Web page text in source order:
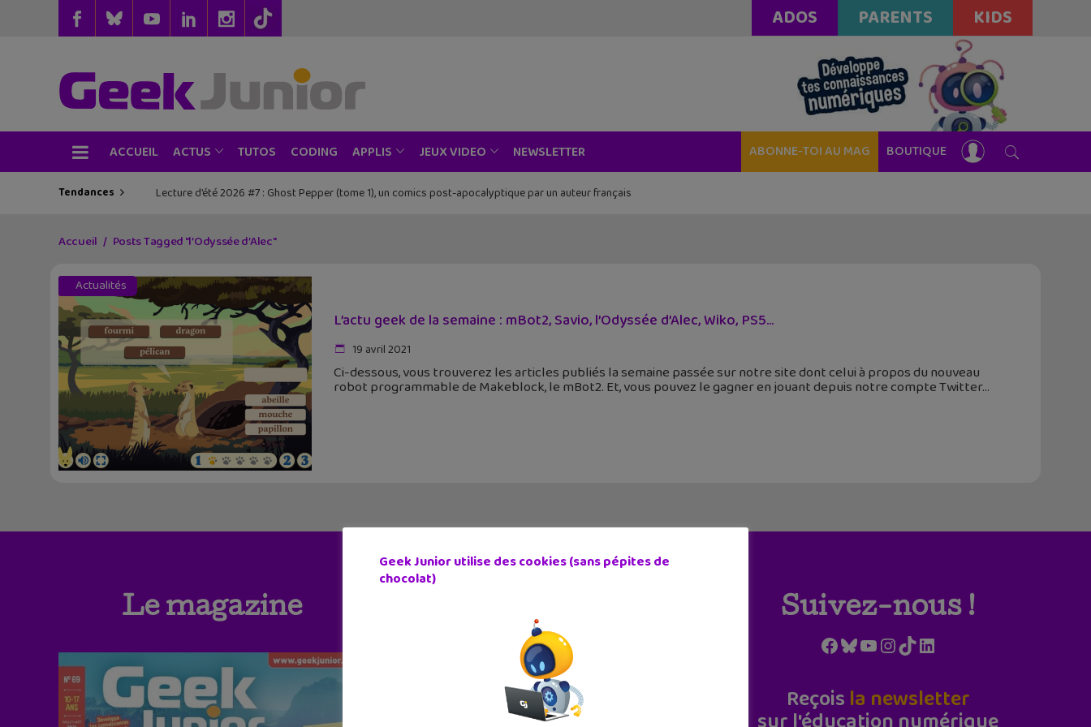
ADOS PARENTS KIDS
ACCUEIL ACTUS TUTOS CODING APPLIS JEUX VIDEO NEWSLETTER ABONNE-TOI AU MAG BOUTIQUE
Tendances Lecture d’été 2026 #7 : Ghost Pepper (tome 1), un comics post-apocalyptique par un auteur français
Accueil Posts Tagged "l’Odyssée d’Alec"
Actualités
L’actu geek de la semaine : mBot2, Savio, l’Odyssée d’Alec, Wiko, PS5…
19 avril 2021
Ci-dessous, vous trouverez les articles publiés la semaine passée sur notre site dont celui à propos du nouveau
robot programmable de Makeblock, le mBot2. Et, vous pouvez le gagner en jouant depuis notre compte Twitter
Le magazine Suivez-nous !
Facebook
Bluesky
YouTube
Instagram
TikTokLinkedIn
Reçois la newsletter
Geek Junior utilise des cookies (sans pépites de
chocolat)